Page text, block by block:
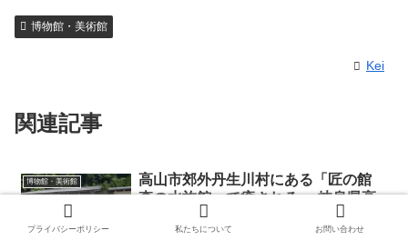
博物館・美術館
Kei
関連記事
博物館・美術館
高山市郊外丹生川村にある「匠の館
森の水族館」で癒される -岐阜県高
プライバシーポリシー 私たちについて お問い合わせ